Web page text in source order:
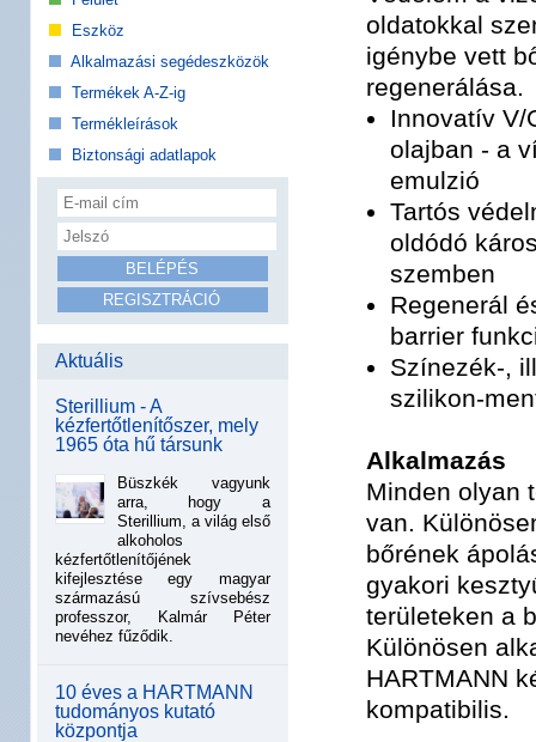
Eszköz
Alkalmazási segédeszközök
Termékek A-Z-ig
Termékleírások
Biztonsági adatlapok
Aktuális
Sterillium - A
kézfertőtlenítőszer, mely
1965 óta hű társunk
Büszkék vagyunk
arra, hogy a
Sterillium, a világ első
alkoholos
kézfertőtlenítőjének
kifejlesztése egy magyar
származású szívsebész
professzor, Kalmár Péter
nevéhez fűződik.
10 éves a HARTMANN
tudományos kutató
központja
oldatokkal
igénybe vett
regenerálása.
Innovatív V/
olajban - a
emulzió
Tartós
oldódó
szemben
Regenerál
barrier
Színezék-,
szilikon-
Alkalmazás
Minden olyan
van.
bőrének
gyakori
területeken a
Különösen
HARTMANN
kompatibilis.